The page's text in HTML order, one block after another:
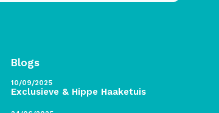
Blogs
10/09/2025
Exclusieve & Hippe Haaketuis